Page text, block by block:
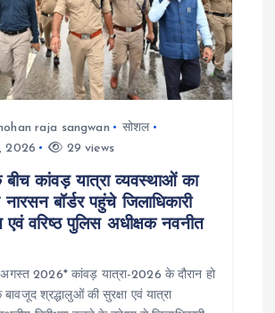
raja sangwan
सोशल
2026
29 views
के बीच कांवड़ यात्रा व्यवस्थाओं का
बॉर्डर पहुंचे जिलाधिकारी
एवं वरिष्ठ पुलिस अधीक्षक नवनीत
अगस्त 2026* कांवड़ यात्रा-2026 के दौरान हो
के बावजूद श्रद्धालुओं की सुरक्षा एवं यात्रा